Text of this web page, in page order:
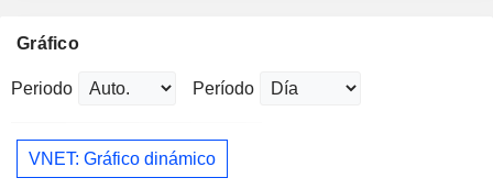
Gráfico
Periodo Período
VNET: Gráfico dinámico